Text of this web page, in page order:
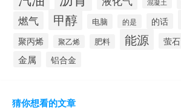
燃气 甲醇 电脑 的是 的话
聚丙烯 聚乙烯 肥料 能源 萤石
金属 铝合金
猜你想看的文章